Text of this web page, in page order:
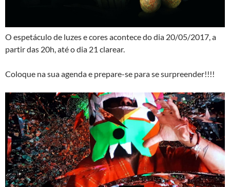
O espetáculo de luzes e cores acontece do dia 20/05/2017, a
partir das 20h, até o dia 21 clarear.
Coloque na sua agenda e prepare-se para se surpreender!!!!